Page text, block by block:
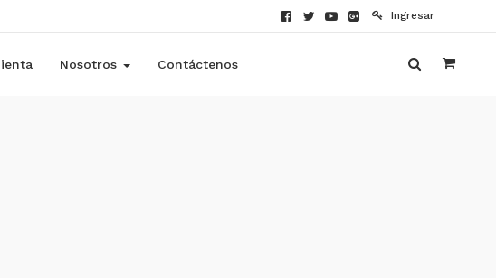
Ingresar
Nosotros Contáctenos